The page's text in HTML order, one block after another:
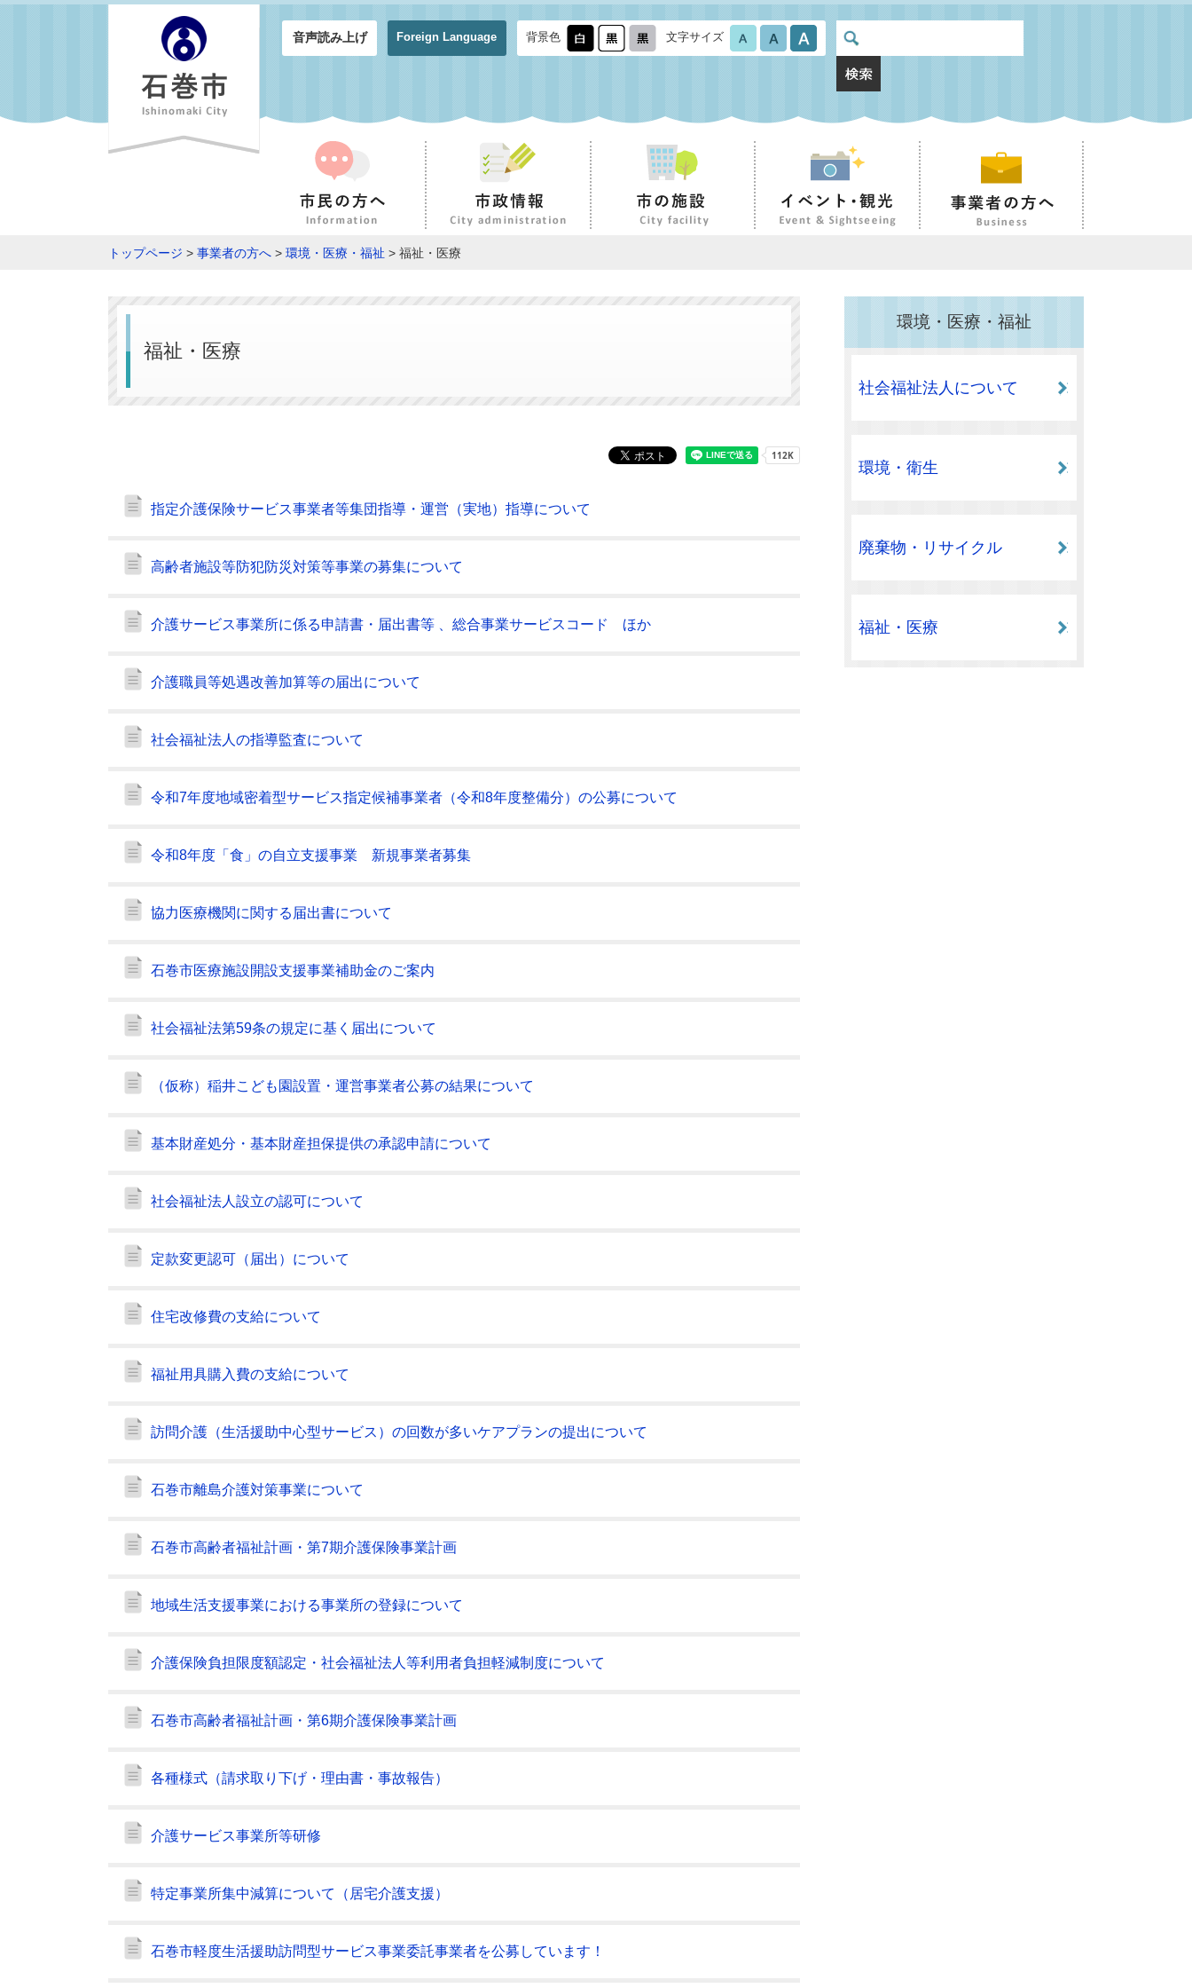
音声読み上げ Foreign Language 背景色 文字サイズ
トップページ > 事業者の方へ > 環境・医療・福祉 > 福祉・医療
福祉・医療
指定介護保険サービス事業者等集団指導・運営（実地）指導について
高齢者施設等防犯防災対策等事業の募集について
介護サービス事業所に係る申請書・届出書等 、総合事業サービスコード ほか
介護職員等処遇改善加算等の届出について
社会福祉法人の指導監査について
令和7年度地域密着型サービス指定候補事業者（令和8年度整備分）の公募について
令和8年度「食」の自立支援事業 新規事業者募集
協力医療機関に関する届出書について
石巻市医療施設開設支援事業補助金のご案内
社会福祉法第59条の規定に基く届出について
（仮称）稲井こども園設置・運営事業者公募の結果について
基本財産処分・基本財産担保提供の承認申請について
社会福祉法人設立の認可について
定款変更認可（届出）について
住宅改修費の支給について
福祉用具購入費の支給について
訪問介護（生活援助中心型サービス）の回数が多いケアプランの提出について
石巻市離島介護対策事業について
石巻市高齢者福祉計画・第7期介護保険事業計画
地域生活支援事業における事業所の登録について
介護保険負担限度額認定・社会福祉法人等利用者負担軽減制度について
石巻市高齢者福祉計画・第6期介護保険事業計画
各種様式（請求取り下げ・理由書・事故報告）
介護サービス事業所等研修
特定事業所集中減算について（居宅介護支援）
石巻市軽度生活援助訪問型サービス事業委託事業者を公募しています！
環境・医療・福祉
社会福祉法人について
環境・衛生
廃棄物・リサイクル
福祉・医療